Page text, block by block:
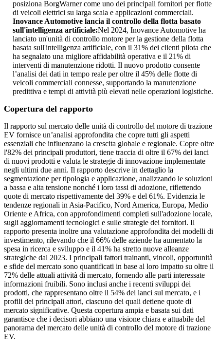
posiziona BorgWarner come uno dei principali fornitori per flotte
di veicoli elettrici su larga scala e applicazioni commerciali.
Inovance Automotive lancia il controllo della flotta basato
sull'intelligenza artificiale:Nel 2024, Inovance Automotive ha
lanciato un'unità di controllo motore per la gestione della flotta
basata sull'intelligenza artificiale, con il 31% dei clienti pilota che
ha segnalato una migliore affidabilità operativa e il 21% di
interventi di manutenzione ridotti. Il nuovo prodotto consente
l’analisi dei dati in tempo reale per oltre il 45% delle flotte di
veicoli commerciali connesse, supportando la manutenzione
predittiva e tempi di attività più elevati nelle operazioni logistiche.
Copertura del rapporto
Il rapporto sul mercato delle unità di controllo del motore di trazione
EV fornisce un’analisi approfondita che copre tutti gli aspetti
essenziali che influenzano la crescita globale e regionale. Copre oltre
l'82% dei principali produttori, tiene traccia di oltre il 67% dei lanci
di nuovi prodotti e valuta le strategie di innovazione implementate
negli ultimi due anni. Il rapporto descrive in dettaglio la
segmentazione per tipologia e applicazione, analizzando le soluzioni
a bassa e alta tensione nonché i loro tassi di adozione, riflettendo
quote di mercato rispettivamente del 39% e del 61%. Evidenzia le
tendenze regionali in Asia-Pacifico, Nord America, Europa, Medio
Oriente e Africa, con approfondimenti completi sull'adozione locale,
sugli aggiornamenti tecnologici e sulle strategie dei fornitori. Il
rapporto presenta inoltre una valutazione approfondita dei modelli di
investimento, rilevando che il 66% delle aziende ha aumentato la
spesa in ricerca e sviluppo e il 41% ha stretto nuove alleanze
strategiche dal 2023. I principali fattori trainanti, vincoli, opportunità
e sfide del mercato sono quantificati in base al loro impatto su oltre il
72% delle attuali attività di mercato, fornendo alle parti interessate
informazioni fruibili. Sono inclusi anche i recenti sviluppi dei
prodotti, che rappresentano oltre il 54% dei lanci sul mercato, e i
profili dei principali attori, ciascuno dei quali detiene quote di
mercato significative. Questa copertura ampia e basata sui dati
garantisce che i decisori abbiano una visione chiara e attuabile del
panorama del mercato delle unità di controllo del motore di trazione
EV.